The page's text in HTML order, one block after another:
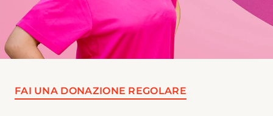
FAI UNA DONAZIONE REGOLARE